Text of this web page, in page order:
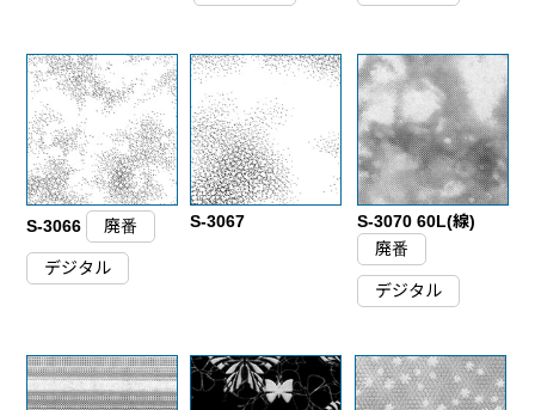
S-3066 廃番
デジタル
S-3067
S-3070 60L(線)
廃番
デジタル